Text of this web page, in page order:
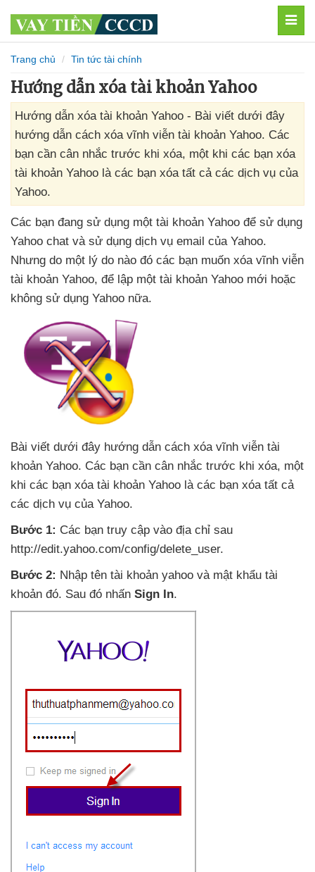
Trang chủ Tin tức tài chính
Hướng dẫn xóa tài khoản Yahoo
Hướng dẫn xóa tài khoản Yahoo - Bài viết dưới đây
hướng dẫn cách xóa vĩnh viễn tài khoản Yahoo. Các
bạn cần cân nhắc trước khi xóa, một khi các bạn xóa
tài khoản Yahoo là các bạn xóa tất cả các dịch vụ của
Yahoo.
Các bạn đang sử dụng một tài khoản Yahoo để sử dụng
Yahoo chat và sử dụng dịch vụ email của Yahoo.
Nhưng do một lý do nào đó các bạn muốn xóa vĩnh viễn
tài khoản Yahoo, để lập một tài khoản Yahoo mới hoặc
không sử dụng Yahoo nữa.
Bài viết dưới đây hướng dẫn cách xóa vĩnh viễn tài
khoản Yahoo. Các bạn cần cân nhắc trước khi xóa, một
khi các bạn xóa tài khoản Yahoo là các bạn xóa tất cả
các dịch vụ của Yahoo.
Bước 1: Các bạn truy cập vào địa chỉ sau
http://edit.yahoo.com/config/delete_user.
Bước 2: Nhập tên tài khoản yahoo và mật khẩu tài
khoản đó. Sau đó nhấn Sign In.